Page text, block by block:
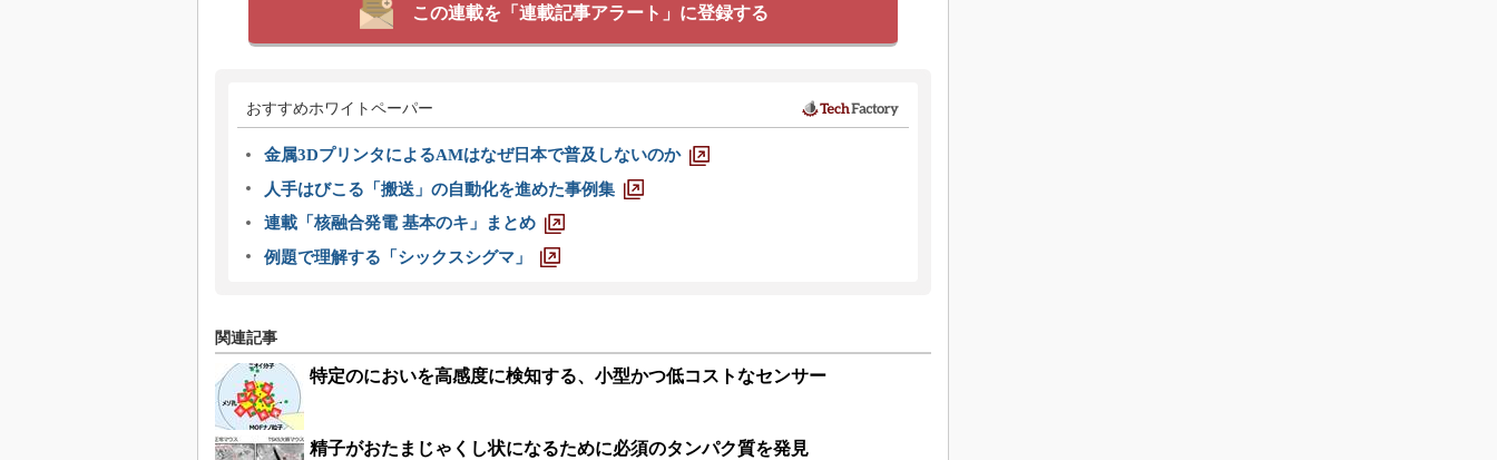
この連載を「連載記事アラート」に登録する
おすすめホワイトペーパー
金属3DプリンタによるAMはなぜ日本で普及しないのか
人手はびこる「搬送」の自動化を進めた事例集
連載「核融合発電 基本のキ」まとめ
例題で理解する「シックスシグマ」
関連記事
特定のにおいを高感度に検知する、小型かつ低コストなセンサー
精子がおたまじゃくし状になるために必須のタンパク質を発見